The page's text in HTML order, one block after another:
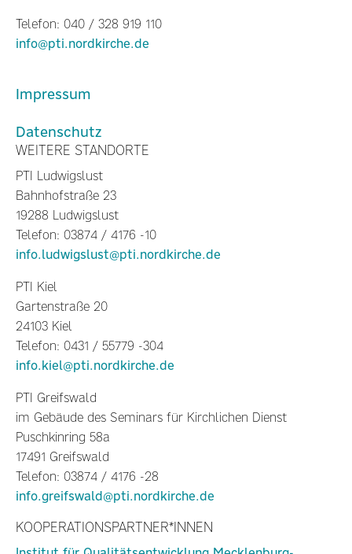
Telefon: 040 / 328 919 110
info@pti.nordkirche.de
Impressum
Datenschutz
WEITERE STANDORTE
PTI Ludwigslust
Bahnhofstraße 23
19288 Ludwigslust
Telefon: 03874 / 4176 -10
info.ludwigslust@pti.nordkirche.de
PTI Kiel
Gartenstraße 20
24103 Kiel
Telefon: 0431 / 55779 -304
info.kiel@pti.nordkirche.de
PTI Greifswald
im Gebäude des Seminars für Kirchlichen Dienst
Puschkinring 58a
17491 Greifswald
Telefon: 03874 / 4176 -28
info.greifswald@pti.nordkirche.de
KOOPERATIONSPARTNER*INNEN